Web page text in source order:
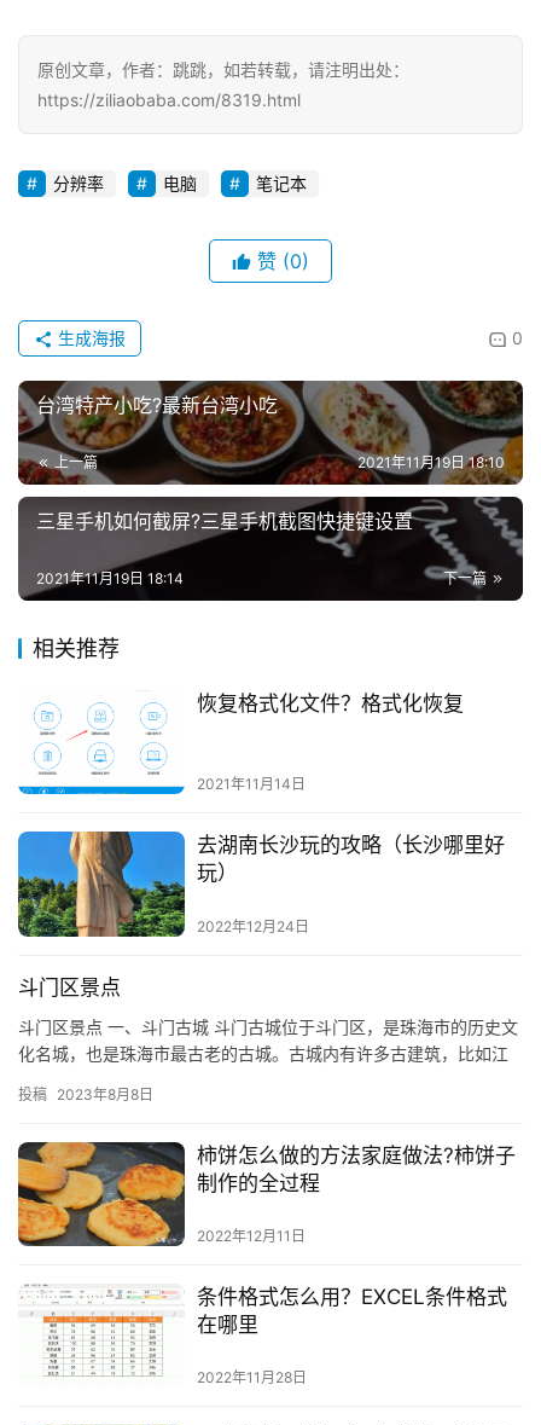
原创文章，作者：跳跳，如若转载，请注明出处：
https://ziliaobaba.com/8319.html
分辨率 电脑 笔记本
赞 (0)
0
生成海报
台湾特产小吃?最新台湾小吃
上一篇 2021年11月19日 18:10
三星手机如何截屏?三星手机截图快捷键设置
下一篇
2021年11月19日 18:14
相关推荐
恢复格式化文件？格式化恢复
2021年11月14日
去湖南长沙玩的攻略（长沙哪里好
玩）
2022年12月24日
斗门区景点
斗门区景点 一、斗门古城 斗门古城位于斗门区，是珠海市的历史文
化名城，也是珠海市最古老的古城。古城内有许多古建筑，比如江
城…
投稿 2023年8月8日
柿饼怎么做的方法家庭做法?柿饼子
制作的全过程
2022年12月11日
条件格式怎么用？EXCEL条件格式
在哪里
2022年11月28日